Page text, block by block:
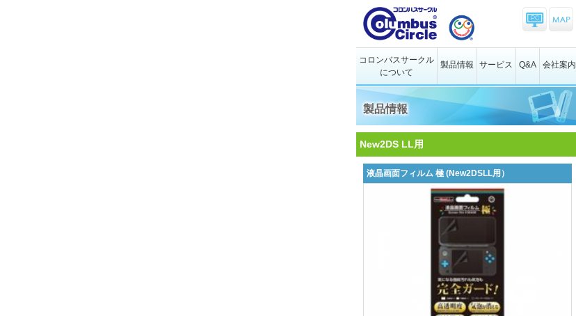
コロンバスサークル
について
製品情報 サービス Q&A 会社案内
製品情報
New2DS LL用
液晶画面フィルム 極 (New2DSLL用）